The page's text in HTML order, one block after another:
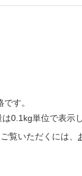
す。
0.1kg単位で表示
覧いただくには、